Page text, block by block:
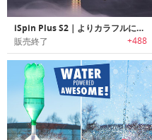
iSpin Plus S2｜よりカラフルになった世界中で大人気のiSpinの新型ハンドスピナー「iSpin Plus S2」
販売終了 +488